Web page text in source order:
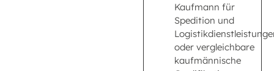
Kaufmann für
Spedition und
oder vergleichbare
kaufmännische